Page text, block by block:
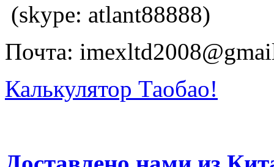
(skype: atlant88888)
Почта:
Калькулятор Таобао!